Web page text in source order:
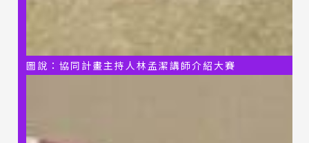
圖說：協同計畫主持人林孟潔講師介紹大賽